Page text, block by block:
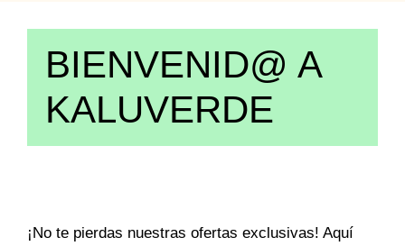
BIENVENID@ A
KALUVERDE
¡No te pierdas nuestras ofertas exclusivas! Aquí